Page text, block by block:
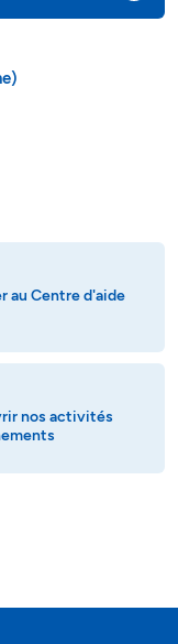
au Centre d'aide
nos activités